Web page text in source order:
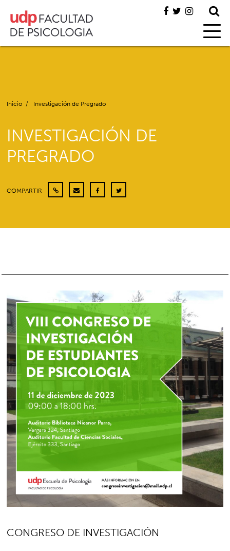
Inicio / Investigación de Pregrado
INVESTIGACIÓN DE
PREGRADO
COMPARTIR
CONGRESO DE INVESTIGACIÓN